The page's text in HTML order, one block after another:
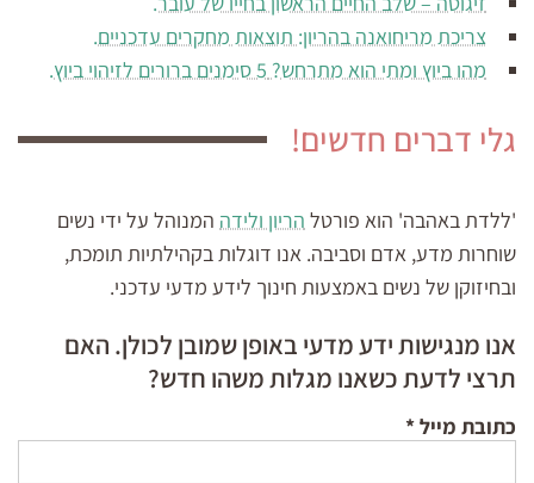
צריכת מריחואנה בהריון: תוצאות מחקרים עדכניים.
מהו ביוץ ומתי הוא מתרחש? 5 סימנים ברורים לזיהוי ביוץ.
גלי דברים חדשים!
'ללדת באהבה' הוא פורטל הריון ולידה המנוהל על ידי נשים
שוחרות מדע, אדם וסביבה. אנו דוגלות בקהילתיות תומכת,
ובחיזוקן של נשים באמצעות חינוך לידע מדעי עדכני.
אנו מנגישות ידע מדעי באופן שמובן לכולן. האם
תרצי לדעת כשאנו מגלות משהו חדש?
כתובת מייל*